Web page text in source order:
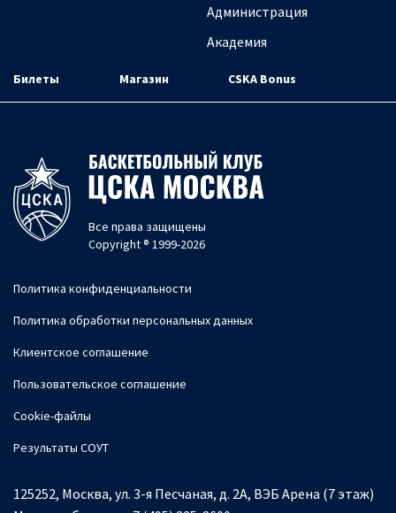
Администрация
Академия
Билеты Магазин CSKA Bonus
Все права защищены
Copyright ® 1999-2026
Политика конфиденциальности
Политика обработки персональных данных
Клиентское соглашение
Пользовательское соглашение
Cookie-файлы
Результаты СОУТ
125252, Москва, ул. 3-я Песчаная, д. 2А, ВЭБ Арена (7 этаж)